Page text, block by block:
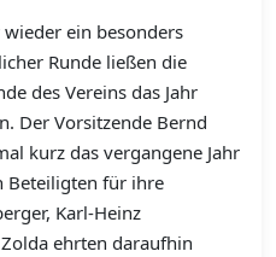
ein besonders
Runde ließen die
des Vereins das Jahr
Der Vorsitzende Bernd
kurz das vergangene Jahr
Beteiligten für ihre
Karl-Heinz
ehrten daraufhin